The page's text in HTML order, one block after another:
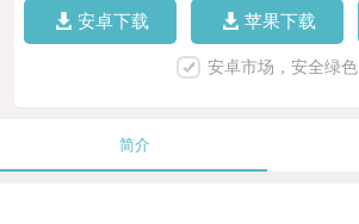
安卓下载 苹果下载
安卓市场，安全绿色
简介